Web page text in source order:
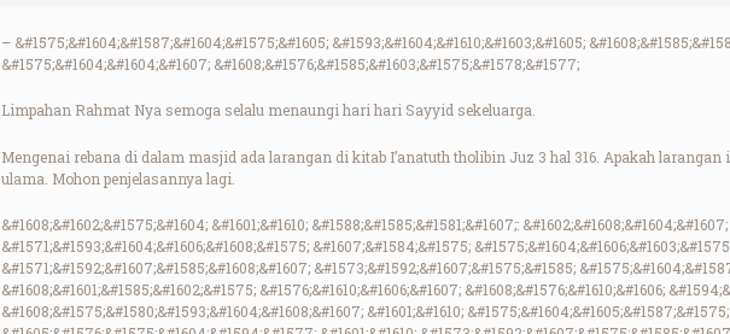
– &#1575;&#1604;&#1587;&#1604;&#1575;&#1605; &#1593;&#1604;&#1610;&#1603;&#1605;
&#1575;&#1604;&#1604;&#1607; &#1608;&#1576;&#1585;&#1603;&#1575;&#1578;&#1577;
Limpahan Rahmat Nya semoga selalu menaungi hari hari Sayyid sekeluarga.
Mengenai rebana di dalam masjid ada larangan di kitab I’anatuth tholibin Juz 3 hal 316. Apakah
ulama. Mohon penjelasannya lagi.
&#1608;&#1602;&#1575;&#1604; &#1601;&#1610; &#1588;&#1585;&#1581;&#1607;: &#1602;&#1608;&#1604;&#1607;
&#1571;&#1593;&#1604;&#1606;&#1608;&#1575; &#1607;&#1584;&#1575;
&#1571;&#1592;&#1607;&#1585;&#1608;&#1607; &#1573;&#1592;&#1607;&#1575;&#1585;
&#1608;&#1601;&#1585;&#1602;&#1575; &#1576;&#1610;&#1606;&#1607; &#1608;&#1576;&#1610;&#1606;
&#1608;&#1575;&#1580;&#1593;&#1604;&#1608;&#1607; &#1601;&#1610;